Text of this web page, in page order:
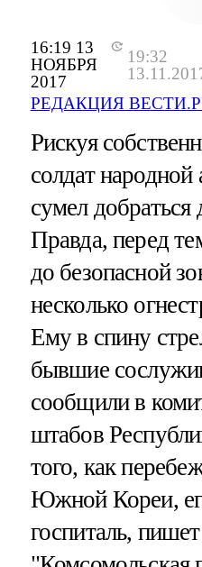
16:19 13
НОЯБРЯ
2017
19:32
РЕДАКЦИЯ
Рискуя
солдат
сумел
Правда, перед
до безопасной
несколько
Ему в спину
бывшие
сообщили в
штабов
того, как
Южной Кореи,
госпиталь,